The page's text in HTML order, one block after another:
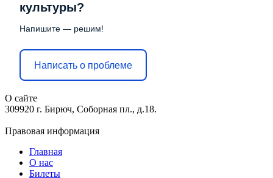
культуры?
Напишите — решим!
Написать о проблеме
О сайте
309920 г. Бирюч, Соборная пл., д.18.
Правовая информация
Главная
О нас
Билеты